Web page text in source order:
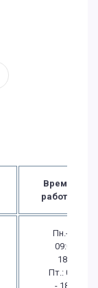
Время
работы
Пн.-Чт.:
09:00 -
18:00
Пт.: 09:00
- 18:00